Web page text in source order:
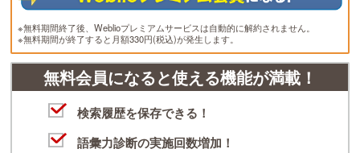
※無料期間終了後、Weblioプレミアムサービスは自動的に解約されません。
※無料期間が終了すると月額330円(税込)が発生します。
無料会員になると使える機能が満載！
検索履歴を保存できる！
語彙力診断の実施回数増加！